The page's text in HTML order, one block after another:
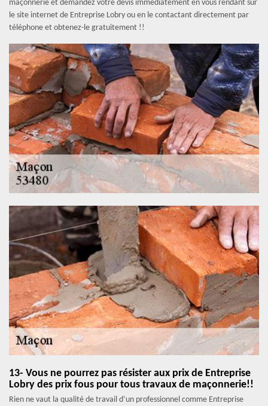
maçonnerie et demandez votre devis immédiatement en vous rendant sur
le site internet de Entreprise Lobry ou en le contactant directement par
téléphone et obtenez-le gratuitement !!
13- Vous ne pourrez pas résister aux prix de Entreprise
Lobry des prix fous pour tous travaux de maçonnerie!!
Rien ne vaut la qualité de travail d’un professionnel comme Entreprise